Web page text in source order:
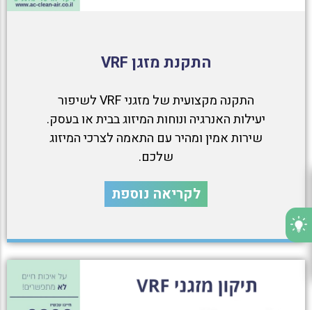
התקנת מזגן VRF
התקנה מקצועית של מזגני VRF לשיפור
יעילות האנרגיה ונוחות המיזוג בבית או בעסק.
שירות אמין ומהיר עם התאמה לצרכי המיזוג
שלכם.
לקריאה נוספת